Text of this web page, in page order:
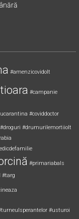
#amenzicovidolt
#campanie
#coviddoctor
#droguri #drumurilemortiiolt
#primariabals
#targ
#usturoi